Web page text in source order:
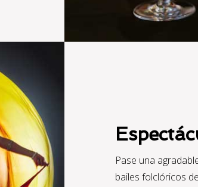
Pase una
bailes folclóricos